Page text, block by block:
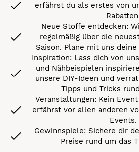
erfährst du als erstes von
Rabatten!
Neue Stoffe entdecken:
regelmäßig über die
Saison. Plane mit uns
Inspiration: Lass dich von
und Nähbeispielen
unsere DIY-Ideen und
Tipps und Tricks
Veranstaltungen: Kein
erfährst vor allen anderen
Events.
Gewinnspiele: Sichere dir
Preise rund um das